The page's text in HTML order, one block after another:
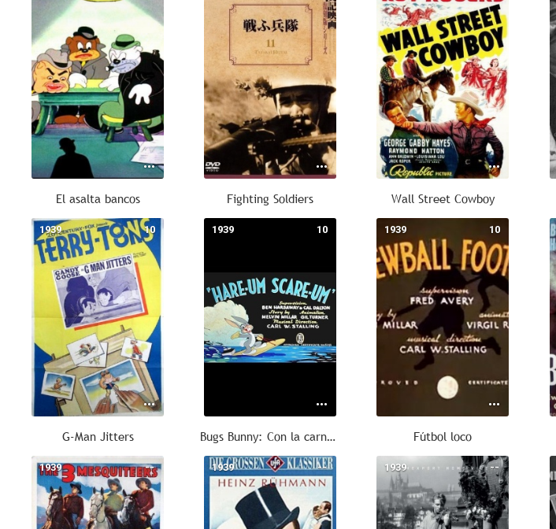
El asalta bancos Fighting Soldiers Wall Street Cowboy
10
1939
G-Man Jitters
10
1939
Bugs Bunny: Con la carne de conejo
10
1939
Fútbol loco
--
1939 --
1939 --
1939